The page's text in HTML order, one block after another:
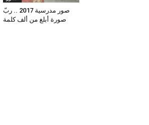
صور مدرسية 2017 .. ربّ
صورة أبلغ من ألف كلمة